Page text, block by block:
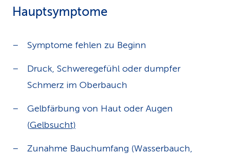
Hauptsymptome
Symptome fehlen zu Beginn
Druck, Schweregefühl oder dumpfer
Schmerz im Oberbauch
Gelbfärbung von Haut oder Augen
(Gelbsucht)
Zunahme Bauchumfang (Wasserbauch,